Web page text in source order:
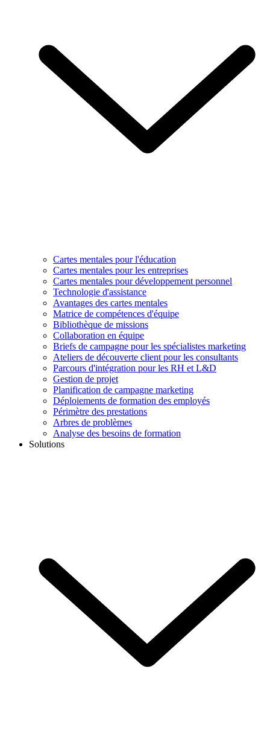
Cartes mentales pour l'éducation
Cartes mentales pour les entreprises
Cartes mentales pour développement personnel
Technologie d'assistance
Avantages des cartes mentales
Matrice de compétences d'équipe
Bibliothèque de missions
Collaboration en équipe
Briefs de campagne pour les spécialistes marketing
Ateliers de découverte client pour les consultants
Parcours d'intégration pour les RH et L&D
Gestion de projet
Planification de campagne marketing
Déploiements de formation des employés
Périmètre des prestations
Arbres de problèmes
Analyse des besoins de formation
Solutions